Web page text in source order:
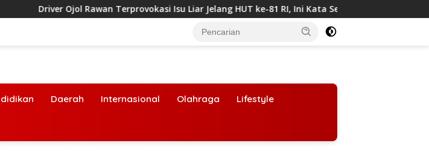
Ojol Rawan Terprovokasi Isu Liar Jelang HUT ke-81 RI, Ini Kata Sekjend PATRA Irfan Ardhiyanto
Daerah Internasional Olahraga Lifestyle